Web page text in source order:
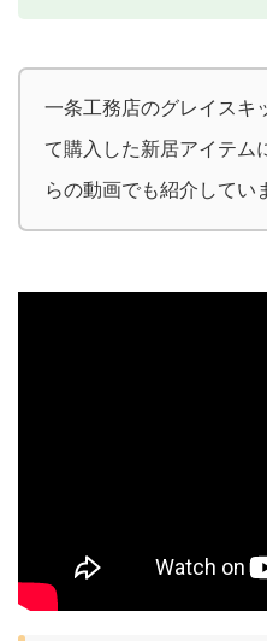
一条工務店のグレイスキ
て購入した新居アイテム
らの動画でも紹介してい